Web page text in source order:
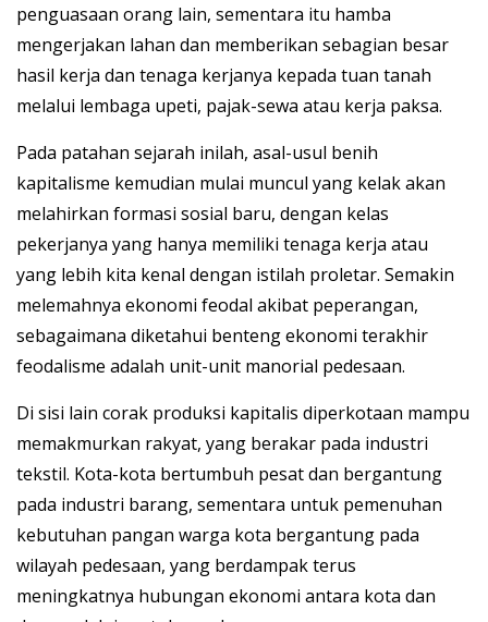
penguasaan orang lain, sementara itu hamba
mengerjakan lahan dan memberikan sebagian besar
hasil kerja dan tenaga kerjanya kepada tuan tanah
melalui lembaga upeti, pajak-sewa atau kerja paksa.
Pada patahan sejarah inilah, asal-usul benih
kapitalisme kemudian mulai muncul yang kelak akan
melahirkan formasi sosial baru, dengan kelas
pekerjanya yang hanya memiliki tenaga kerja atau
yang lebih kita kenal dengan istilah proletar. Semakin
melemahnya ekonomi feodal akibat peperangan,
sebagaimana diketahui benteng ekonomi terakhir
feodalisme adalah unit-unit manorial pedesaan.
Di sisi lain corak produksi kapitalis diperkotaan mampu
memakmurkan rakyat, yang berakar pada industri
tekstil. Kota-kota bertumbuh pesat dan bergantung
pada industri barang, sementara untuk pemenuhan
kebutuhan pangan warga kota bergantung pada
wilayah pedesaan, yang berdampak terus
meningkatnya hubungan ekonomi antara kota dan